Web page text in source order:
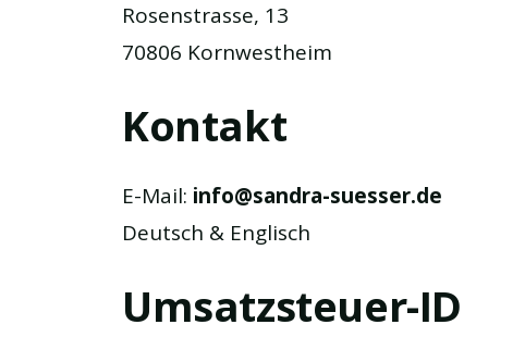
Rosenstrasse, 13
70806 Kornwestheim
Kontakt
E-Mail: info@sandra-suesser.de
Deutsch & Englisch
Umsatzsteuer-ID